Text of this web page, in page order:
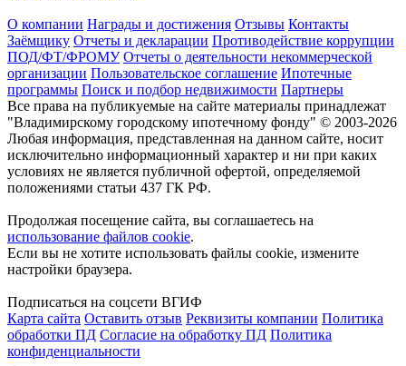
О компании Награды и достижения Отзывы Контакты
Заёмщику Отчеты и декларации Противодействие коррупции
ПОД/ФТ/ФРОМУ Отчеты о деятельности некоммерческой
организации Пользовательское соглашение Ипотечные
программы Поиск и подбор недвижимости Партнеры
Все права на публикуемые на сайте материалы принадлежат
"Владимирскому городскому ипотечному фонду" © 2003-2026
Любая информация, представленная на данном сайте, носит
исключительно информационный характер и ни при каких
условиях не является публичной офертой, определяемой
положениями статьи 437 ГК РФ.
Продолжая посещение сайта, вы соглашаетесь на
использование файлов cookie.
Если вы не хотите использовать файлы cookie, измените
настройки браузера.
Подписаться на соцсети ВГИФ
Карта сайта Оставить отзыв Реквизиты компании Политика
обработки ПД Согласие на обработку ПД Политика
конфиденциальности